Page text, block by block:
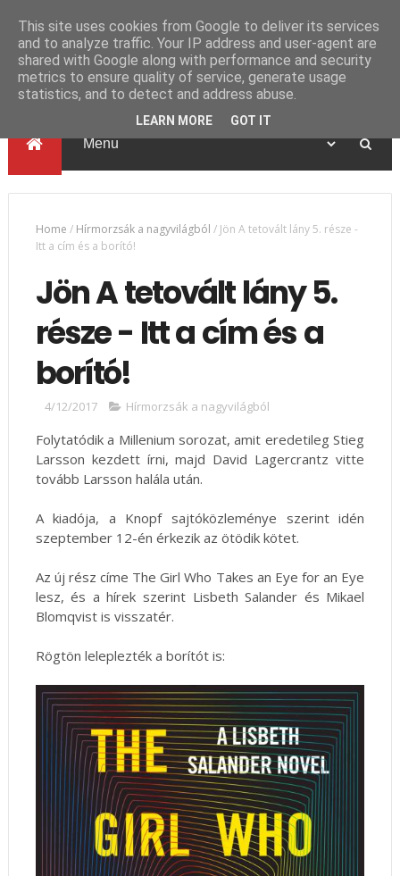
Home / Hírmorzsák a nagyvilágból / Jön A tetovált lány 5. része -
Itt a cím és a borító!
Jön A tetovált lány 5.
része - Itt a cím és a
borító!
4/12/2017 Hírmorzsák a nagyvilágból
Folytatódik a Millenium sorozat, amit eredetileg Stieg
Larsson kezdett írni, majd David Lagercrantz vitte
tovább Larsson halála után.
A kiadója, a Knopf sajtóközleménye szerint idén
szeptember 12-én érkezik az ötödik kötet.
Az új rész címe The Girl Who Takes an Eye for an Eye
lesz, és a hírek szerint Lisbeth Salander és Mikael
Blomqvist is visszatér.
Rögtön leleplezték a borítót is:
This site uses cookies from Google to deliver its services
and to analyze traffic. Your IP address and user-agent are
shared with Google along with performance and security
metrics to ensure quality of service, generate usage
statistics, and to detect and address abuse.
LEARN MORE GOT IT